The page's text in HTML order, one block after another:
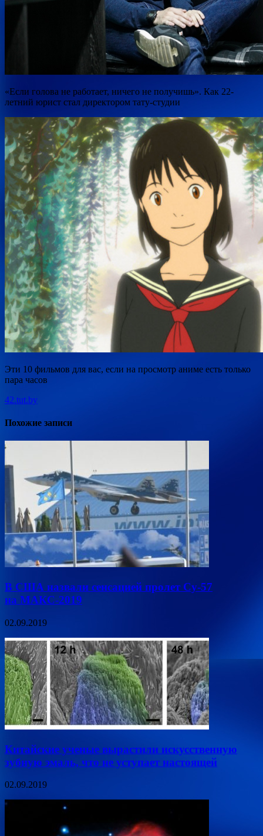
«Если голова не работает, ничего не получишь». Как 22-
летний юрист стал директором тату-студии
Эти 10 фильмов для вас, если на просмотр аниме есть только
пара часов
42.tut.by
Похожие записи
В США назвали сенсацией пролет Су-57
на МАКС-2019
02.09.2019
Китайские ученые вырастили искусственную
зубную эмаль, что не уступает настоящей
02.09.2019